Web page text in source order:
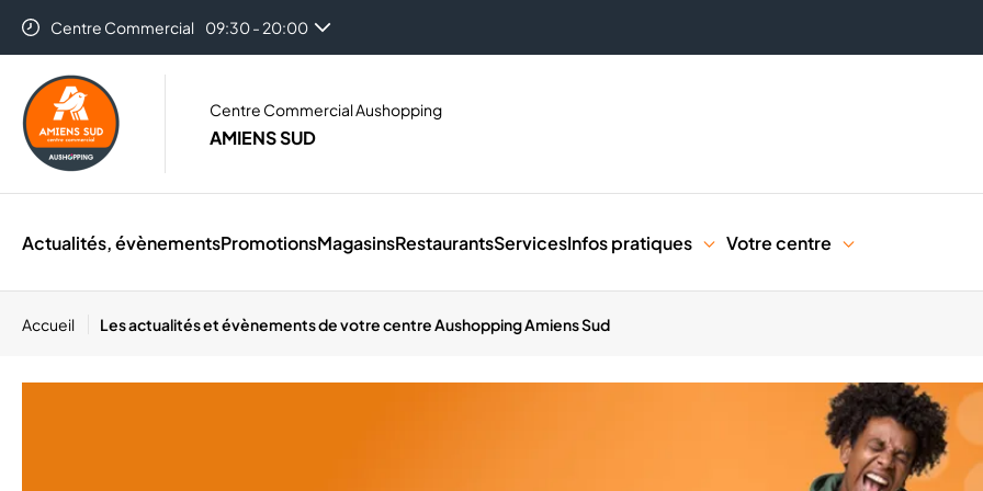
Centre Commercial 09:30 - 20:00
Centre Commercial Aushopping
AMIENS SUD
Actualités, évènementsPromotionsMagasinsRestaurantsServicesInfos pratiques Votre centre
Accueil Les actualités et évènements de votre centre Aushopping Amiens Sud